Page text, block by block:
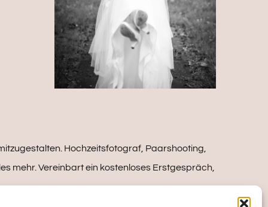
Hochzeitsfotograf, Paarshooting,
mehr. Vereinbart ein kostenloses Erstgespräch,